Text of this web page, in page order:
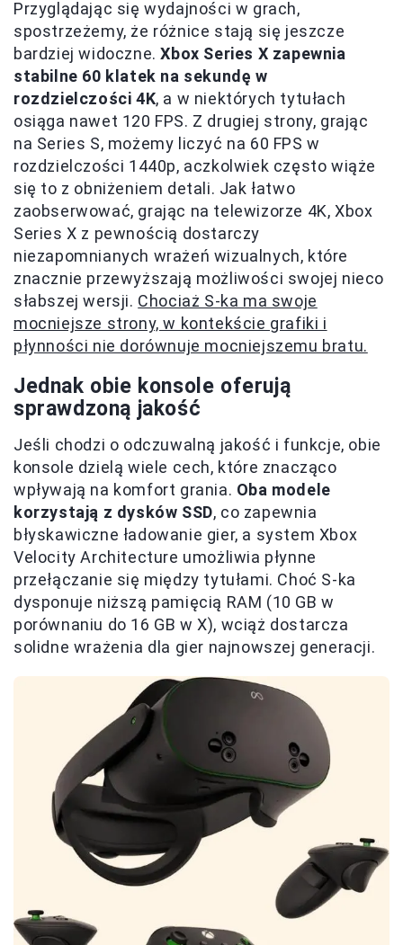
Przyglądając się wydajności w grach,
spostrzeżemy, że różnice stają się jeszcze
bardziej widoczne.Xbox Series X zapewnia
stabilne 60 klatek na sekundę w
rozdzielczości 4K, a w niektórych tytułach
osiąga nawet 120 FPS. Z drugiej strony, grając
na Series S, możemy liczyć na 60 FPS w
rozdzielczości 1440p, aczkolwiek często wiąże
się to z obniżeniem detali. Jak łatwo
zaobserwować, grając na telewizorze 4K, Xbox
Series X z pewnością dostarczy
niezapomnianych wrażeń wizualnych, które
znacznie przewyższają możliwości swojej nieco
słabszej wersji. Chociaż S-ka ma swoje
mocniejsze strony, w kontekście grafiki i
płynności nie dorównuje mocniejszemu bratu.
Jednak obie konsole oferują
sprawdzoną jakość
Jeśli chodzi o odczuwalną jakość i funkcje, obie
konsole dzielą wiele cech, które znacząco
wpływają na komfort grania. Oba modele
korzystają z dysków SSD, co zapewnia
błyskawiczne ładowanie gier, a system Xbox
Velocity Architecture umożliwia płynne
przełączanie się między tytułami. Choć S-ka
dysponuje niższą pamięcią RAM (10 GB w
porównaniu do 16 GB w X), wciąż dostarcza
solidne wrażenia dla gier najnowszej generacji.